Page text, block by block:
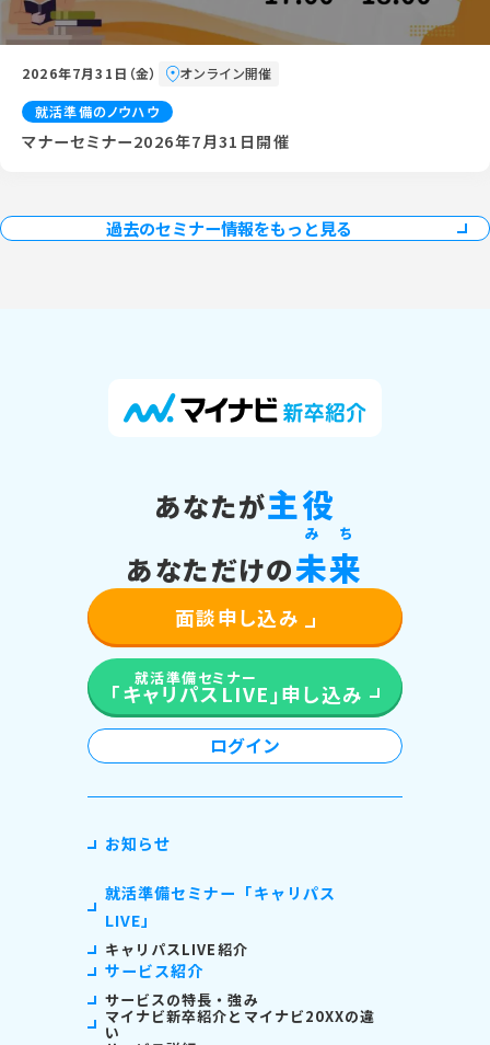
2026年7月31日（金） オンライン開催
就活準備のノウハウ
マナーセミナー2026年7月31日開催
過去のセミナー情報をもっと見る
あなたが主役
あなただけの未
み
来
ち
面談申し込み
就活準備セミナー
「キャリパスLIVE」申し込み
ログイン
お知らせ
就活準備セミナー「キャリパス
LIVE」
キャリパスLIVE紹介
サービス紹介
サービスの特長・強み
マイナビ新卒紹介とマイナビ20XXの違
い